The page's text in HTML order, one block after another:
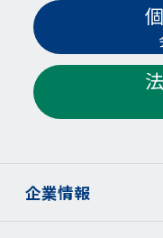
管管理の下で主に各種
イベント、見学会、訪
報を収集しています。
信機器を用いてお客様の
4.当社は、取扱う個人
は、法第2条第4項が規定
2条第2項）を構成する
企業情報